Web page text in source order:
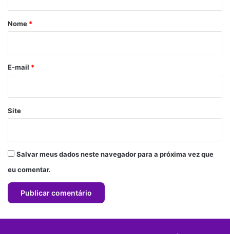
r
*
Nome *
E-mail *
Site
Salvar meus dados neste navegador para a próxima vez que
eu comentar.